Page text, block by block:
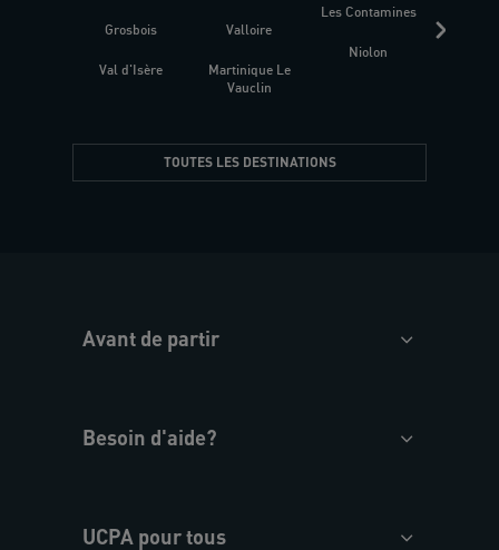
Grosbois
Val d'Isère
Valloire
Martinique Le
Vauclin
Les Contamines
Niolon
TOUTES LES DESTINATIONS
Avant de partir
Besoin d'aide?
UCPA pour tous